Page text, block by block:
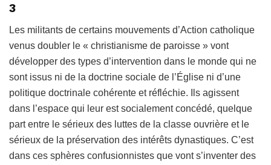
3
Les militants de certains mouvements d’Action catholique
venus doubler le « christianisme de paroisse » vont
développer des types d’intervention dans le monde qui ne
sont issus ni de la doctrine sociale de l’Église ni d’une
politique doctrinale cohérente et réfléchie. Ils agissent
dans l’espace qui leur est socialement concédé, quelque
part entre le sérieux des luttes de la classe ouvrière et le
sérieux de la préservation des intérêts dynastiques. C’est
dans ces sphères confusionnistes que vont s’inventer des